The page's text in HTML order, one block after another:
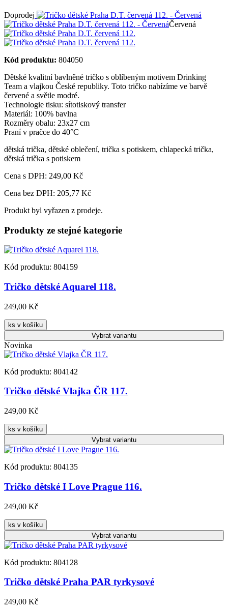
Doprodej
Červená
Kód produktu: 804050
Dětské kvalitní bavlněné tričko s oblíbeným motivem Drinking
Team a vlajkou České republiky. Toto tričko nabízíme ve barvě
červené a světle modré.
Technologie tisku: sítotiskový transfer
Materiál: 100% bavlna
Rozměry obalu: 23x27 cm
Praní v pračce do 40°C
dětská trička, dětské oblečení, trička s potiskem, chlapecká trička,
dětská trička s potiskem
Cena s DPH: 249,00 Kč
Cena bez DPH: 205,77 Kč
Produkt byl vyřazen z prodeje.
Produkty ze stejné kategorie
Kód produktu: 804159
Tričko dětské Aquarel 118.
249,00 Kč
ks v košíku
Vybrat variantu
Novinka
Kód produktu: 804142
Tričko dětské Vlajka ČR 117.
249,00 Kč
ks v košíku
Vybrat variantu
Kód produktu: 804135
Tričko dětské I Love Prague 116.
249,00 Kč
ks v košíku
Vybrat variantu
Kód produktu: 804128
Tričko dětské Praha PAR tyrkysové
249,00 Kč